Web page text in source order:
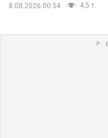
8.08.2026 00:54 4,5 т.